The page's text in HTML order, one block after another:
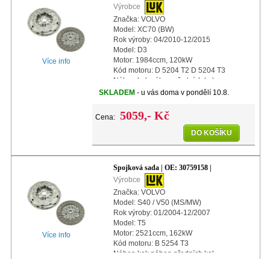
Více info
Výrobce
Značka: VOLVO
Model: XC70 (BW)
Rok výroby: 04/2010-12/2015
Model: D3
Motor: 1984ccm, 120kW
Kód motoru: D 5204 T2 D 5204 T3
Náhon kol: náhon předních kol
Další info: s automatickým nastavením
SKLADEM - u vás doma v pondělí 10.8.
Cena: 5059,- Kč
DO KOŠÍKU
Více info
Spojková sada | OE: 30759158 |
Výrobce
Značka: VOLVO
Model: S40 / V50 (MS/MW)
Rok výroby: 01/2004-12/2007
Model: T5
Motor: 2521ccm, 162kW
Kód motoru: B 5254 T3
Náhon kol: náhon předních kol